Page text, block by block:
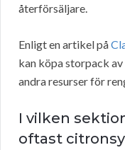
återförsäljare.
Enligt en artikel på
kan köpa storpack
andra resurser för
I vilken
oftast